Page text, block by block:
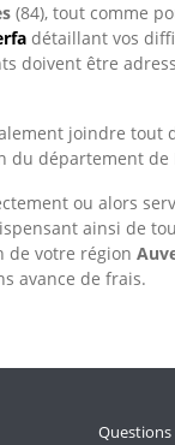
(84), tout comme
détaillant vos
doivent être
joindre
du département de
ou alors
ainsi de
de votre région
avance de frais.
Questions